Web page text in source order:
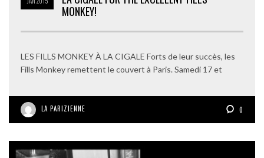
MONKEY!
LES FILLS MONKEY À LA CIGALE Forts de leur succès, les
Fills Monkey remettent le couvert à Paris. Samedi 17 et
LA PARIZIENNE 0